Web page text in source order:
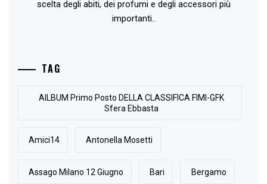
scelta degli abiti, dei profumi e degli accessori più
importanti..
TAG
AlLBUM Primo Posto DELLA CLASSIFICA FIMI-GFK
Sfera Ebbasta
Amici14 Antonella Mosetti
Assago Milano 12 Giugno Bari Bergamo